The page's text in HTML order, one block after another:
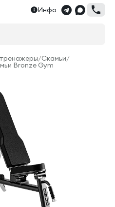
Инфо
/Скамьи/
Bronze Gym